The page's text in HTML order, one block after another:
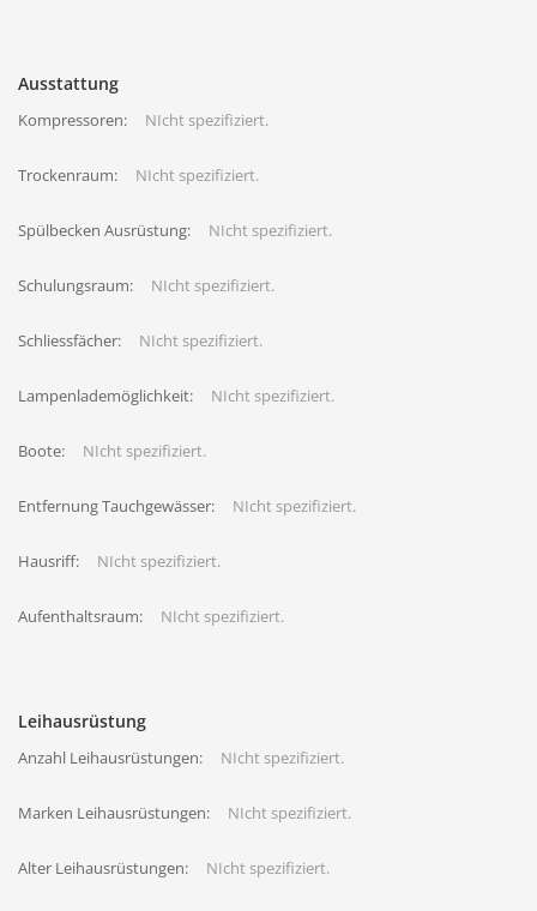
Ausstattung
Kompressoren: NIcht spezifiziert.
Trockenraum: NIcht spezifiziert.
Spülbecken Ausrüstung: NIcht spezifiziert.
Schulungsraum: NIcht spezifiziert.
Schliessfächer: NIcht spezifiziert.
Lampenlademöglichkeit: NIcht spezifiziert.
Boote: NIcht spezifiziert.
Entfernung Tauchgewässer: NIcht spezifiziert.
Hausriff: NIcht spezifiziert.
Aufenthaltsraum: NIcht spezifiziert.
Leihausrüstung
Anzahl Leihausrüstungen: NIcht spezifiziert.
Marken Leihausrüstungen: NIcht spezifiziert.
Alter Leihausrüstungen: NIcht spezifiziert.